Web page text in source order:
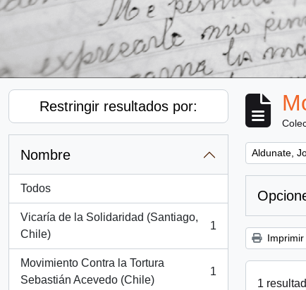
Restringir resultados por:
Nombre
Todos
Vicaría de la Solidaridad (Santiago,
Chile)
, 1 resultados
1
Movimiento Contra la Tortura
Sebastián Acevedo (Chile)
, 1 resultados
1
Remove
Aldunate,
1